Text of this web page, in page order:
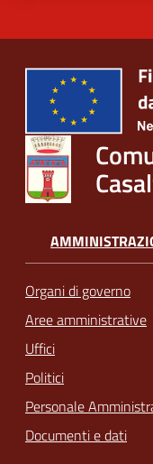
Organi di governo
Aree amministrative
Uffici
Politici
Personale
Documenti e dati